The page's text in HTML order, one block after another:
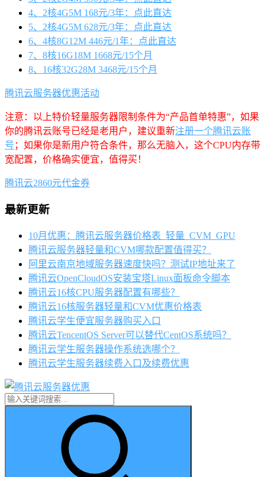
4、2核4G5M 168元/3年：点此直达
5、2核4G5M 628元/3年：点此直达
6、4核8G12M 446元/1年：点此直达
7、8核16G18M 1668元/15个月
8、16核32G28M 3468元/15个月
腾讯云服务器优惠活动
注意：以上特价轻量服务器限制条件为“产品首单特惠”，如果
你的腾讯云账号已经是老用户，建议重新注册一个腾讯云账
号 ；如果你是新用户符合条件，那么无脑入，这个CPU内存带
宽配置，价格确实便宜，值得买！
腾讯云2860元代金券
最新更新
10月优惠：腾讯云服务器价格表_轻量_CVM_GPU
腾讯云服务器轻量和CVM哪款配置值得买？
阿里云南京地域服务器速度快吗？测试IP地址来了
腾讯云OpenCloudOS安装宝塔Linux面板命令脚本
腾讯云16核CPU服务器配置有哪些？
腾讯云16核服务器轻量和CVM优惠价格表
腾讯云学生便宜服务器购买入口
腾讯云TencentOS Server可以替代CentOS系统吗？
腾讯云学生服务器操作系统选哪个？
腾讯云学生服务器续费入口及续费优惠